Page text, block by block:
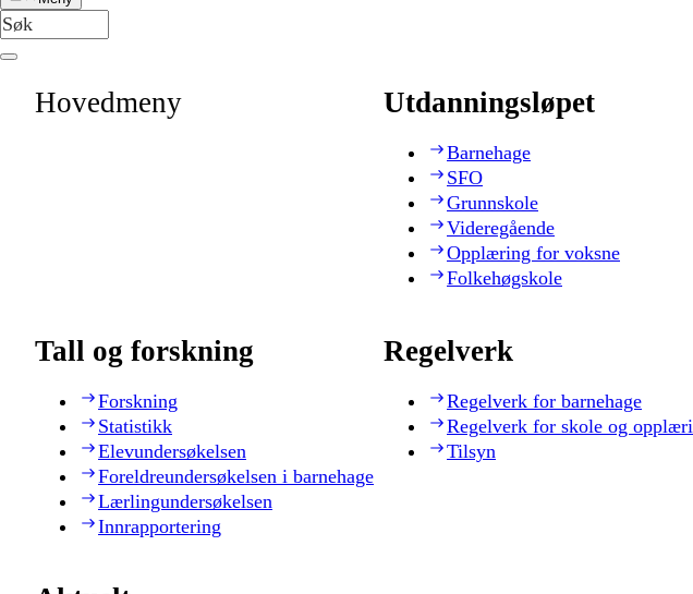
Hovedmeny Utdanningsløpet
Barnehage
SFO
Grunnskole
Videregående
Opplæring for voksne
Folkehøgskole
Tall og forskning
Forskning
Statistikk
Elevundersøkelsen
Foreldreundersøkelsen i barnehage
Lærlingundersøkelsen
Innrapportering
Regelverk
Regelverk for barnehage
Regelverk for skole og
Tilsyn